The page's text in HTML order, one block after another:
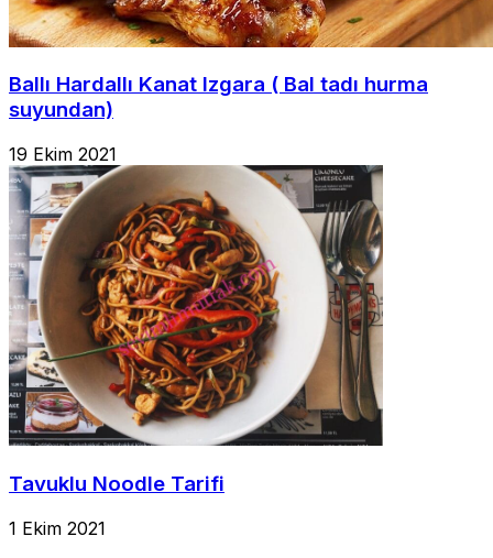
Ballı Hardallı Kanat Izgara ( Bal tadı hurma
suyundan)
19 Ekim 2021
Tavuklu Noodle Tarifi
1 Ekim 2021